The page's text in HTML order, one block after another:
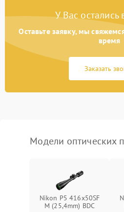
Неисправность системы
перенапряжения
1000
Неисправность системы
защиты от замыкания
1000
защиты от перегрева
У Вас остались
Оставьте заявку, мы
время
Заказать
Модели оптических
Nikon P5 416x50SF
M (25,4mm) BDC